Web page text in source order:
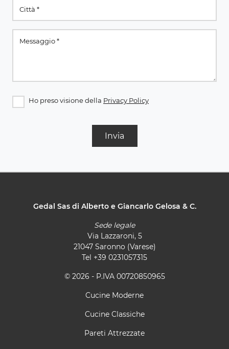
Ho preso visione della Privacy Policy
Invia
Gedal Sas di Alberto e Giancarlo Gelosa & C.
Sede legale
Via Lazzaroni, 5
21047 Saronno (Varese)
Tel +39 0231057315
© 2026 - P.IVA 00720850965
Cucine Moderne
Cucine Classiche
Pareti Attrezzate